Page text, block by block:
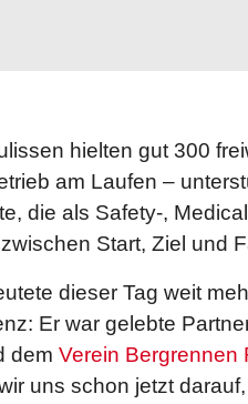
hielten gut 300
am Laufen –
die als Safety-,
Start, Ziel und
dieser Tag weit
Er war gelebte
dem Verein Bergrennen
uns schon jetzt